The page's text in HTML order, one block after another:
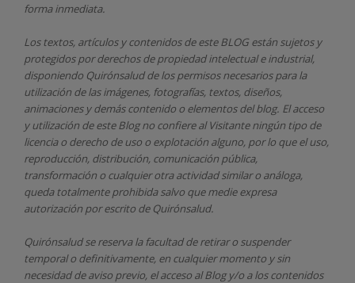
forma inmediata.
Los textos, artículos y contenidos de este BLOG están sujetos y
protegidos por derechos de propiedad intelectual e industrial,
disponiendo Quirónsaludde los permisos necesarios para la
utilización de las imágenes, fotografías, textos, diseños,
animaciones y demás contenido o elementos del blog. El acceso
y utilización de este Blog no confiere al Visitante ningún tipo de
licencia o derecho de uso o explotación alguno, por lo que el uso,
reproducción, distribución, comunicación pública,
transformación o cualquier otra actividad similar o análoga,
queda totalmente prohibida salvo que medie expresa
autorización por escrito de Quirónsalud.
Quirónsaludse reserva la facultad de retirar o suspender
temporal o definitivamente, en cualquier momento y sin
necesidad de aviso previo, el acceso al Blog y/o a los contenidos